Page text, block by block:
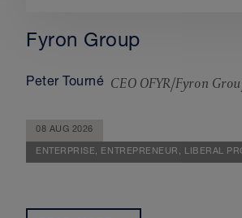
Fyron Group
Peter Tourné CEO OFYR/Fyron
08 AUG 2026
ENTERPRISE, ENTREPRENEUR, LIBERAL